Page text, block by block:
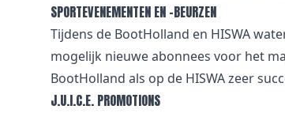
SPORTEVENEMENTEN EN -BEURZEN
Tijdens de BootHolland en HISWA
mogelijk nieuwe abonnees voor het
BootHolland als op de HISWA zeer
J.U.I.C.E. PROMOTIONS